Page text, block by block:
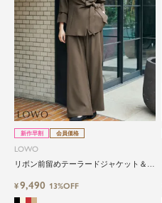
新作早割 会員価格
LOWO
リボン前留めテーラードジャケット＆ワ
¥9,490 13%OFF